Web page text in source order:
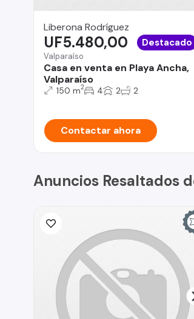
Liberona Rodríguez
Valparaíso
Casa en venta en Playa Ancha,
Valparaíso
UF5.480,00 Destacado
150 m2 4 2 2
Contactar ahora
Anuncios Resaltados